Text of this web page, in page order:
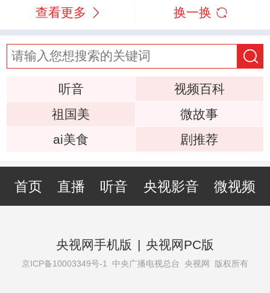
查看更多 换一换
听音
视频百科
祖国美
微故事
ai美食
剧推荐
首页 直播 听音 央视影音 微视频
央视网手机版 | 央视网PC版
京ICP备10003349号-1 中央广播电视总台 央视网 版权所有